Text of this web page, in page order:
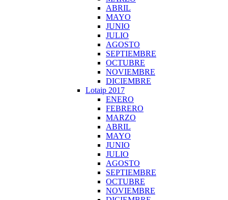
ABRIL
MAYO
JUNIO
JULIO
AGOSTO
SEPTIEMBRE
OCTUBRE
NOVIEMBRE
DICIEMBRE
Lotaip 2017
ENERO
FEBRERO
MARZO
ABRIL
MAYO
JUNIO
JULIO
AGOSTO
SEPTIEMBRE
OCTUBRE
NOVIEMBRE